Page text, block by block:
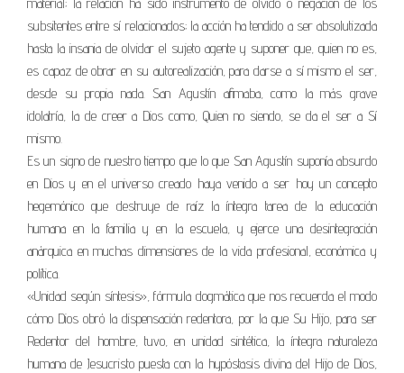
subsitentes entre sí relacionados; la acción ha tendido a ser absolutizada
hasta la insania de olvidar el sujeto agente y suponer que, quien no es,
es capaz de obrar en su autorealización, para darse a sí mismo el ser,
desde su propia nada. San Agustín afirmaba, como la más grave
idolatría, la de creer a Dios como, Quien no siendo, se da el ser a Sí
mismo.
Es un signo de nuestro tiempo que lo que San Agustín suponía absurdo
en Dios y en el universo creado haya venido a ser hoy un concepto
hegemónico que destruye de raíz la íntegra tarea de la educación
humana en la familia y en la escuela, y ejerce una desintegración
anárquica en muchas dimensiones de la vida profesional, económica y
política.
«Unidad según síntesis», fórmula dogmática que nos recuerda el modo
cómo Dios obró la dispensación redentora, por la que Su Hijo, para ser
Redentor del hombre, tuvo, en unidad sintética, la íntegra naturaleza
humana de Jesucristo puesta con la hypóstasis divina del Hijo de Dios,